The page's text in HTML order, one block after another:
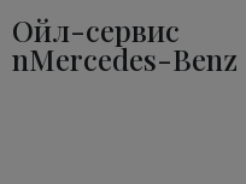
Ойл-сервис
nMercedes-Benz